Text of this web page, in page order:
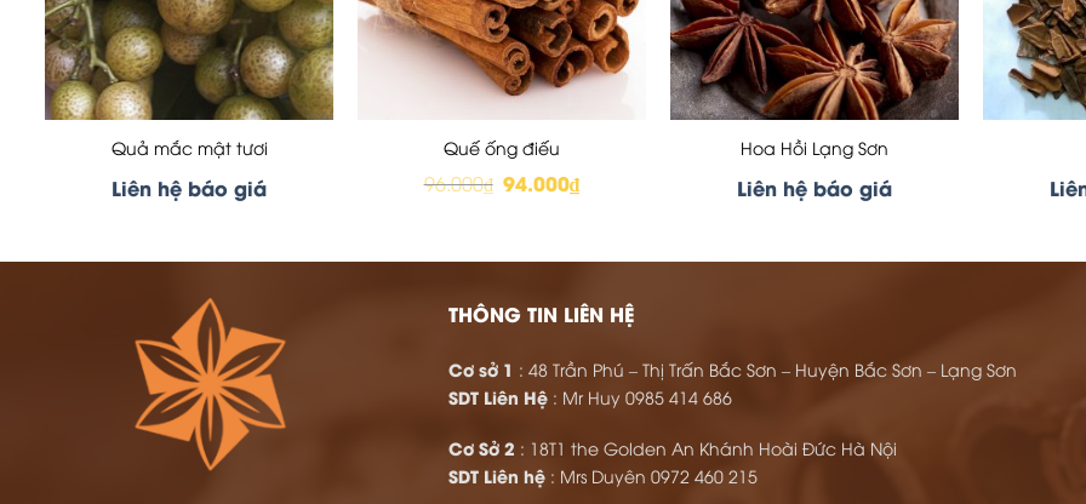
Quả mắc mật tươi
Liên hệ báo giá
Quế ống điếu
96.000₫ Giá
gốc
94.000₫Giá
hiện
Hoa Hồi Lạng Sơn
Liên hệ báo giá
THÔNG TIN LIÊN HỆ
Cơ sở 1 : 48 Trần Phú – Thị Trấn Bắc Sơn – Huyện Bắc Sơn – Lạng Sơn
SDT Liên Hệ: Mr Huy 0985 414 686
Cơ Sở 2 : 18T1 the Golden An Khánh Hoài Đức Hà Nội
SDT Liên hệ: Mrs Duyên 0972 460 215